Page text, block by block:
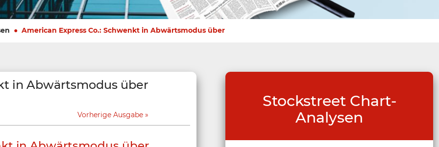
American Express Co.: Schwenkt in Abwärtsmodus über
in Abwärtsmodus über
Vorherige Ausgabe
Stockstreet Chart-
Analysen